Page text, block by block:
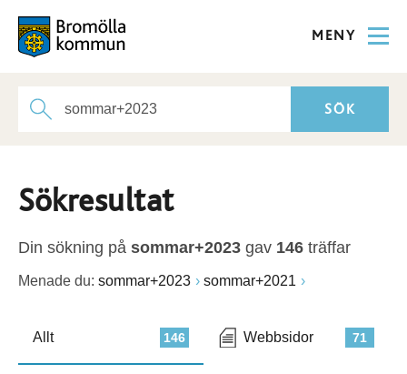
MENY
Sökresultat
Din sökning på sommar+2023 gav 146 träffar
Menade du: sommar+2023 sommar+2021
146
Allt 71
Webbsidor